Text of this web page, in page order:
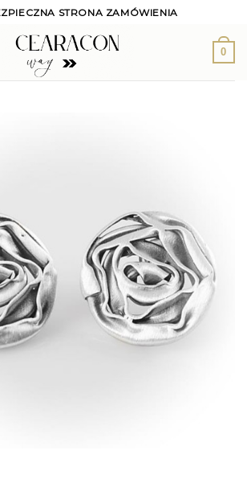
STRONA ZAMÓWIENIA
0